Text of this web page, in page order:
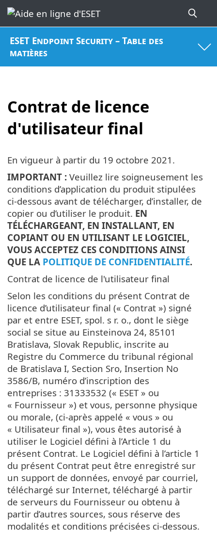
ESET Endpoint Security – Table des
matières
Contrat de licence
d'utilisateur final
En vigueur à partir du 19 octobre 2021 .
IMPORTANT : Veuillez lire soigneusement les
conditions d’application du produit stipulées
ci-dessous avant de télécharger, d’installer, de
copier ou d’utiliser le produit. EN
TÉLÉCHARGEANT, EN INSTALLANT, EN
COPIANT OU EN UTILISANT LE LOGICIEL,
VOUS ACCEPTEZ CES CONDITIONS AINSI
QUE LA POLITIQUE DE CONFIDENTIALITÉ.
Contrat de licence de l'utilisateur final
Selon les conditions du présent Contrat de
licence d’utilisateur final (« Contrat ») signé
par et entre ESET, spol. s r. o., dont le siège
social se situe au Einsteinova 24, 85101
Bratislava, Slovak Republic, inscrite au
Registre du Commerce du tribunal régional
de Bratislava I, Section Sro, Insertion No
3586/B, numéro d’inscription des
entreprises : 31333532 (« ESET » ou
« Fournisseur ») et vous, personne physique
ou morale, (ci-après appelé « vous » ou
« Utilisateur final »), vous êtes autorisé à
utiliser le Logiciel défini à l’Article 1 du
présent Contrat. Le Logiciel défini à l’article 1
du présent Contrat peut être enregistré sur
un support de données, envoyé par courriel,
téléchargé sur Internet, téléchargé à partir
de serveurs du Fournisseur ou obtenu à
partir d’autres sources, sous réserve des
modalités et conditions précisées ci-dessous.